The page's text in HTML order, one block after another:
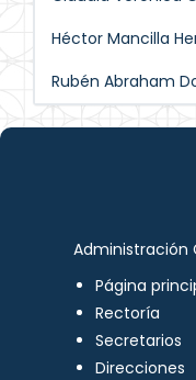
Héctor Mancilla
Rubén Abraham
Administración
Página
Rectoría
Secretarios
Direcciones